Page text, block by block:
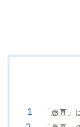
「愚直」